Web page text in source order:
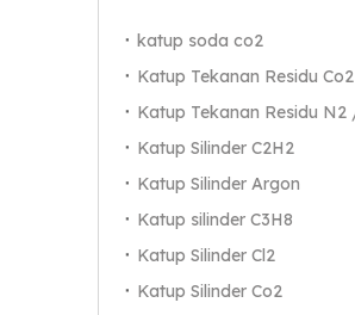
katup soda co2
Katup Tekanan Residu Co2
Katup Silinder C2H2
Katup Silinder Argon
Katup silinder C3H8
Katup Silinder Cl2
Katup Silinder Co2